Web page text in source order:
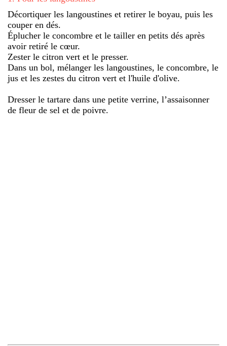
Décortiquer les langoustines et retirer le boyau, puis les
couper en dés.
Éplucher le concombre et le tailler en petits dés après
avoir retiré le cœur.
Zester le citron vert et le presser.
Dans un bol, mélanger les langoustines, le concombre, le
jus et les zestes du citron vert et l'huile d'olive.
Dresser le tartare dans une petite verrine, l’assaisonner
de fleur de sel et de poivre.